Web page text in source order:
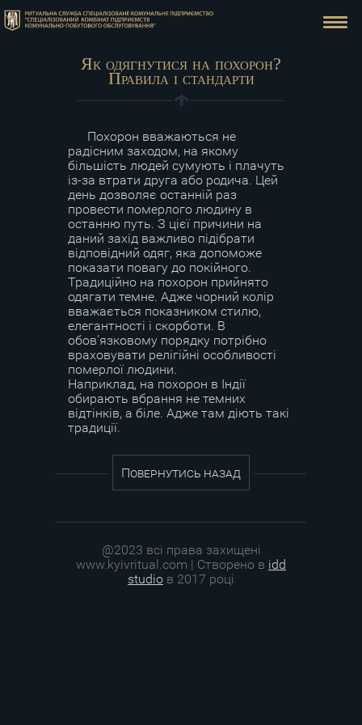
Як одягнутися на похорон?
Правила і стандарти
Похорон вважаються не
радісним заходом, на якому
більшість людей сумують і плачуть
із-за втрати друга або родича. Цей
день дозволяє останній раз
провести померлого людину в
останню путь. З цієї причини на
даний захід важливо підібрати
відповідний одяг, яка допоможе
показати повагу до покійного.
Традиційно на похорон прийнято
одягати темне. Адже чорний колір
вважається показником стилю,
елегантності і скорботи. В
обов’язковому порядку потрібно
враховувати релігійні особливості
померлої людини.
Наприклад, на похорон в Індії
обирають вбрання не темних
відтінків, а біле. Адже там діють такі
традиції.
Повернутись назад
@2023 всі права захищені
www.kyivritual.com | Створено в idd
studio в 2017 році